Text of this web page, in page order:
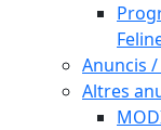
Anuncis /
Altres